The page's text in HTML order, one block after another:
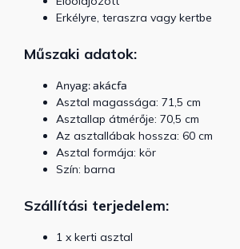
Erkélyre, teraszra vagy kertbe
Műszaki adatok:
Anyag: akácfa
Asztal magassága: 71,5 cm
Asztallap átmérője: 70,5 cm
Az asztallábak hossza: 60 cm
Asztal formája: kör
Szín: barna
Szállítási terjedelem:
1 x kerti asztal